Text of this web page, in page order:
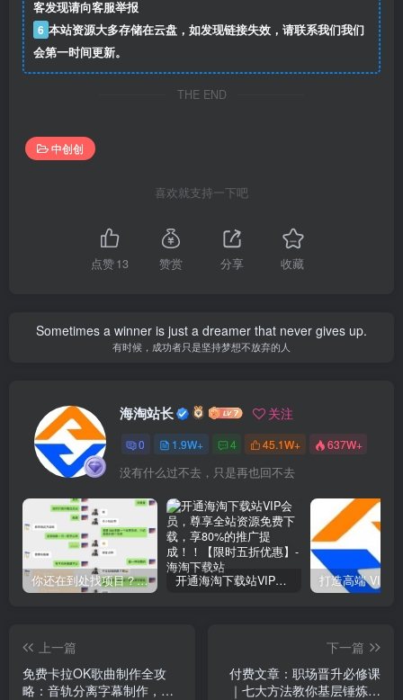
客发现请向客服举报
6 本站资源大多存储在云盘，如发现链接失效，请联系我们我们
会第一时间更新。
THE END
中创创
喜欢就支持一下吧
点赞13 赞赏 分享 收藏
Sometimes a winner is just a dreamer that never gives up.
有时候，成功者只是坚持梦想不放弃的人
海淘站长 关注
0 1.9W+ 4 45.1W+ 637W+
没有什么过不去，只是再也回不去
你还在到处找项目？还在当韭菜？我靠网创资源站一个月收入5万+，曾经我也是个失败者。 开通海淘下载站VIP会员，尊享全站资源免费下载，享80%的推广提成！！【限时五折优惠】
上一篇
免费卡拉OK歌曲制作全攻
略：音轨分离字幕制作，零
下一篇
付费文章：职场晋升必修课
｜七大方法教你基层锤炼领